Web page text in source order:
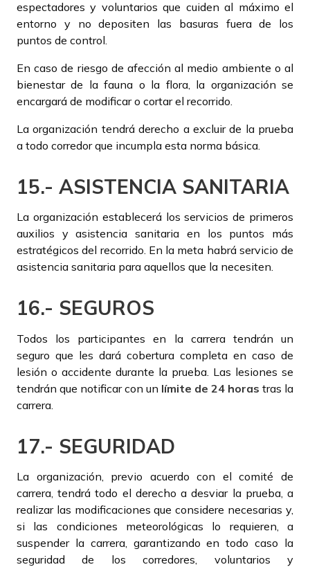
espectadores y voluntarios que cuiden al máximo el
entorno y no depositen las basuras fuera de los
puntos de control.
En caso de riesgo de afección al medio ambiente o al
bienestar de la fauna o la flora, la organización se
encargará de modificar o cortar el recorrido.
La organización tendrá derecho a excluir de la prueba
a todo corredor que incumpla esta norma básica.
15.- ASISTENCIA SANITARIA
La organización establecerá los servicios de primeros
auxilios y asistencia sanitaria en los puntos más
estratégicos del recorrido. En la meta habrá servicio de
asistencia sanitaria para aquellos que la necesiten.
16.- SEGUROS
Todos los participantes en la carrera tendrán un
seguro que les dará cobertura completa en caso de
lesión o accidente durante la prueba. Las lesiones se
tendrán que notificar con un límite de 24 horas tras la
carrera.
17.- SEGURIDAD
La organización, previo acuerdo con el comité de
carrera, tendrá todo el derecho a desviar la prueba, a
realizar las modificaciones que considere necesarias y,
si las condiciones meteorológicas lo requieren, a
suspender la carrera, garantizando en todo caso la
seguridad de los corredores, voluntarios y